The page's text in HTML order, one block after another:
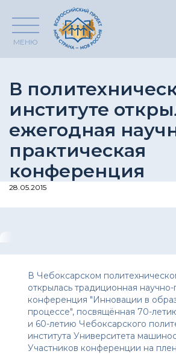
МЕНЮ
В
институте
ежегодная
практическая
конференция
28.05.2015
В Чебоксарском
открылась традиционная научно-
конференция "Инновации в
процессе", посвящённая 70-
и 60-летию Чебоксарского
института Университета
Участников конференции на